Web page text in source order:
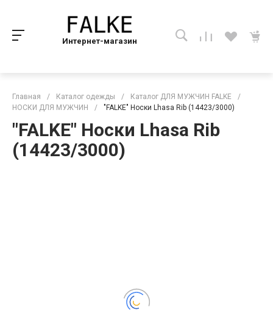
Интернет-магазин
Главная / Каталог одежды / Каталог ДЛЯ МУЖЧИН FALKE
/
НОСКИ ДЛЯ МУЖЧИН
/ "FALKE" Носки Lhasa Rib (14423/3000)
"FALKE" Носки Lhasa Rib
(14423/3000)